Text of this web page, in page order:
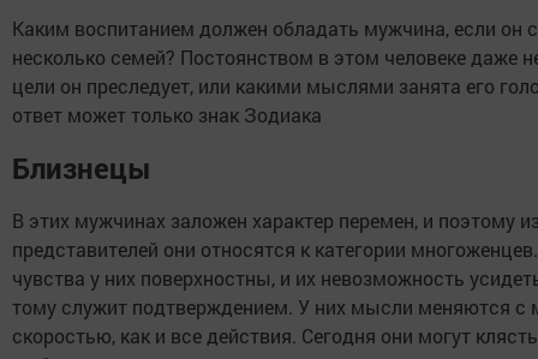
Каким воспитанием должен обладать мужчина, если он
несколько семей? Постоянством в этом человеке даже
цели он преследует, или какими мыслями занята его
ответ может только знак Зодиака
Близнецы
В этих мужчинах заложен характер перемен, и поэтому
представителей они относятся к категории
чувства у них поверхностны, и их невозможность
тому служит подтверждением. У них мысли меняются с
скоростью, как и все действия. Сегодня они могут